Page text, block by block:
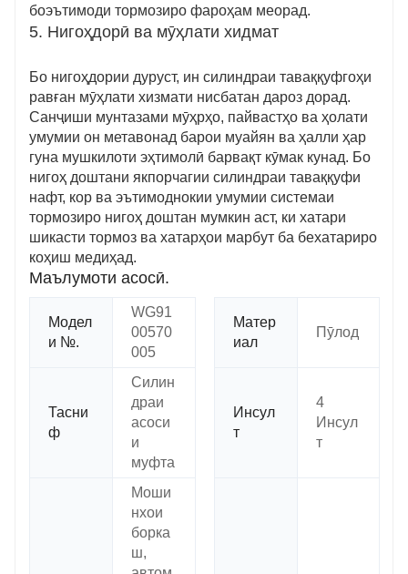
боэътимоди тормозиро фароҳам меорад.
5. Нигоҳдорӣ ва мӯҳлати хидмат
Бо нигоҳдории дуруст, ин силиндраи таваққуфгоҳи
равған мӯҳлати хизмати нисбатан дароз дорад.
Санҷиши мунтазами мӯҳрҳо, пайвастҳо ва ҳолати
умумии он метавонад барои муайян ва ҳалли ҳар
гуна мушкилоти эҳтимолӣ барвақт кӯмак кунад. Бо
нигоҳ доштани якпорчагии силиндраи таваққуфи
нафт, кор ва эътимоднокии умумии системаи
тормозиро нигоҳ доштан мумкин аст, ки хатари
шикасти тормоз ва хатарҳои марбут ба бехатариро
коҳиш медиҳад.
Маълумоти асосӣ.
Модел
и №.
WG91
00570
005
Матер
иал
Пӯлод
Тасни
ф
Силин
драи
асоси
и
муфта
Инсул
т
4
Инсул
т
Моши
нхои
борка
ш,